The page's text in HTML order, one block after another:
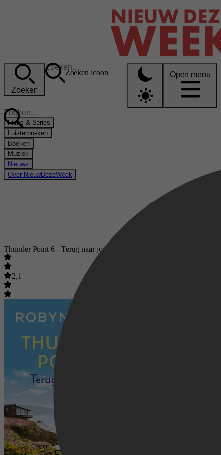
Zoeken
Zoeken icoon Open menu
Films & Series
Luisterboeken
Boeken
Muziek
Nieuws
Over NieuwDezeWeek
Thunder Point 6 - Terug naar jou
2,1